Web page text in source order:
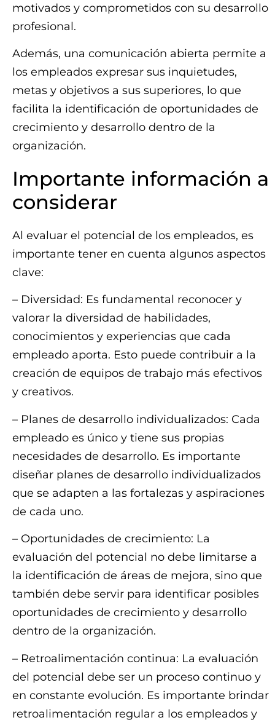
motivados y comprometidos con su desarrollo
profesional.
Además, una comunicación abierta permite a
los empleados expresar sus inquietudes,
metas y objetivos a sus superiores, lo que
facilita la identificación de oportunidades de
crecimiento y desarrollo dentro de la
organización.
Importante información a
considerar
Al evaluar el potencial de los empleados, es
importante tener en cuenta algunos aspectos
clave:
– Diversidad: Es fundamental reconocer y
valorar la diversidad de habilidades,
conocimientos y experiencias que cada
empleado aporta. Esto puede contribuir a la
creación de equipos de trabajo más efectivos
y creativos.
– Planes de desarrollo individualizados: Cada
empleado es único y tiene sus propias
necesidades de desarrollo. Es importante
diseñar planes de desarrollo individualizados
que se adapten a las fortalezas y aspiraciones
de cada uno.
– Oportunidades de crecimiento: La
evaluación del potencial no debe limitarse a
la identificación de áreas de mejora, sino que
también debe servir para identificar posibles
oportunidades de crecimiento y desarrollo
dentro de la organización.
– Retroalimentación continua: La evaluación
del potencial debe ser un proceso continuo y
en constante evolución. Es importante brindar
retroalimentación regular a los empleados y